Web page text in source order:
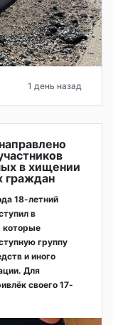
1 день назад
в хищении
граждан
18-летний
в
которые
группу
и иного
Для
своего 17-